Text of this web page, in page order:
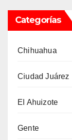
Categorías
Chihuahua
Ciudad Juárez
El Ahuizote
Gente